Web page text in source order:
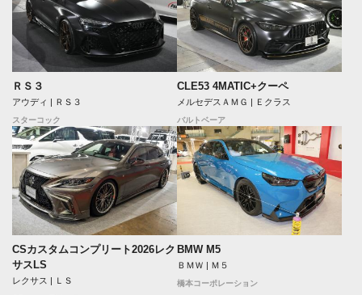
ＲＳ３
アウディ | ＲＳ３
スターコック
CLE53 4MATIC+クーペ
メルセデスＡＭＧ | Ｅクラス
バルトベーア
CSカスタムコンプリート2026レク
サスLS
レクサス | ＬＳ
BMW M5
ＢＭＷ | Ｍ５
橋本コーポレーション